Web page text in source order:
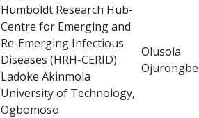
Humboldt Research Hub-
Centre for Emerging and
Re-Emerging Infectious
Diseases (HRH-CERID)
Ladoke Akinmola
University of Technology,
Ogbomoso
Olusola
Ojurongbe